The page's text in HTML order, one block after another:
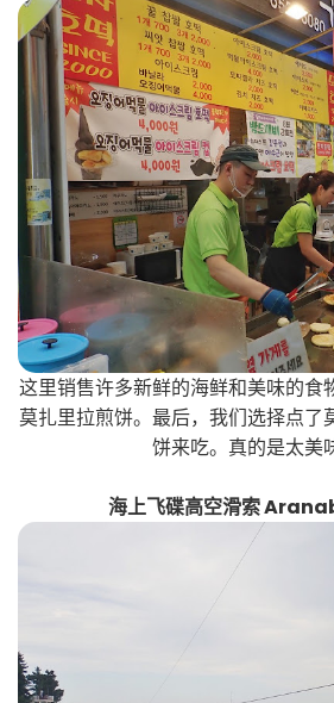
这里销售许多新鲜的海鲜和美味的食
莫扎里拉煎饼。最后，我们选择点了
饼来吃。真的是太美
海上飞碟高空滑索